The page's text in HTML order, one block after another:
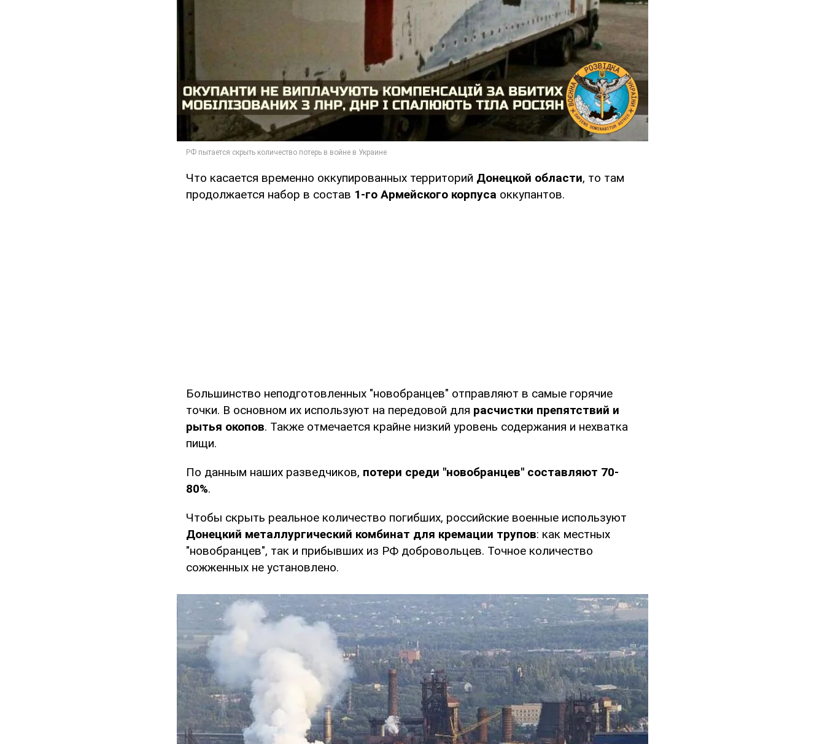
Что касается временно оккупированных территорий Донецкой области, то там
продолжается набор в состав 1-го Армейского корпуса оккупантов.
Большинство неподготовленных "новобранцев" отправляют в самые горячие
точки. В основном их используют на передовой для расчистки препятствий и
рытья окопов. Также отмечается крайне низкий уровень содержания и нехватка
пищи.
По данным наших разведчиков, потери среди "новобранцев" составляют 70-
80%.
Чтобы скрыть реальное количество погибших, российские военные используют
Донецкий металлургический комбинат для кремации трупов: как местных
"новобранцев", так и прибывших из РФ добровольцев. Точное количество
сожженных не установлено.